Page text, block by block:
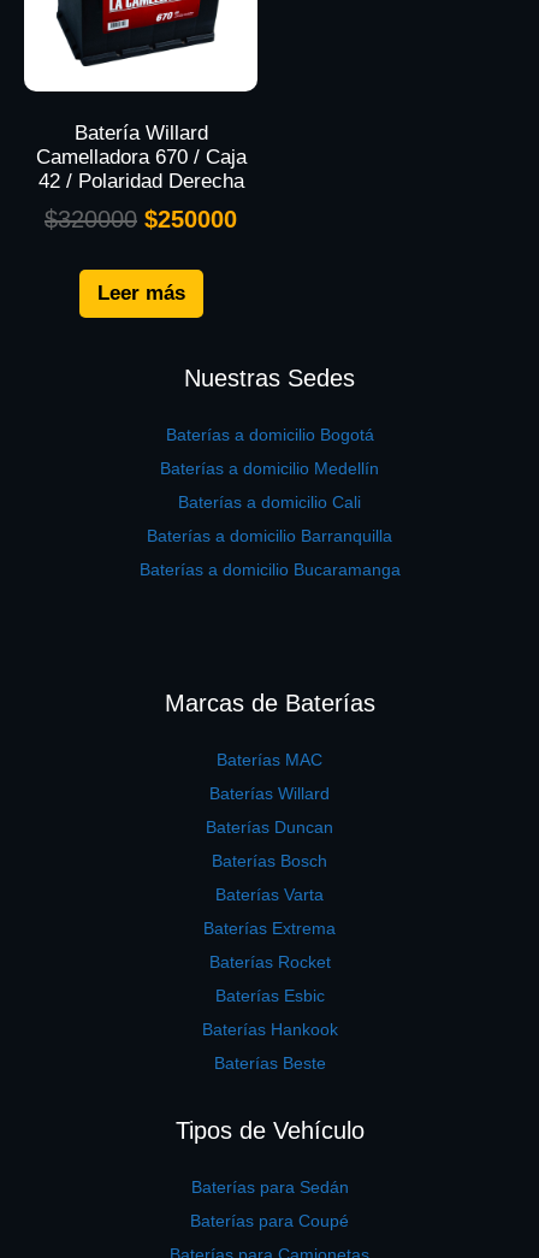
Batería Willard
Camelladora 670 / Caja
42 / Polaridad Derecha
$320000 $250000
Leer más
Nuestras Sedes
Baterías a domicilio Bogotá
Baterías a domicilio Medellín
Baterías a domicilio Cali
Baterías a domicilio Barranquilla
Baterías a domicilio Bucaramanga
Marcas de Baterías
Baterías MAC
Baterías Willard
Baterías Duncan
Baterías Bosch
Baterías Varta
Baterías Extrema
Baterías Rocket
Baterías Esbic
Baterías Hankook
Baterías Beste
Tipos de Vehículo
Baterías para Sedán
Baterías para Coupé